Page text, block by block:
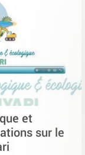
et
sur le